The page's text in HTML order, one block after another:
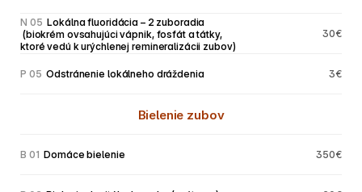
N 05 Lokálna fluoridácia – 2 zuboradia
(biokrém ovsahujúci vápnik, fosfát a tátky,
ktoré vedú k urýchlenej remineralizácii zubov)
30€
P 05 Odstránenie lokálneho dráždenia 3€
Bielenie zubov
B 01 Domáce bielenie 350€